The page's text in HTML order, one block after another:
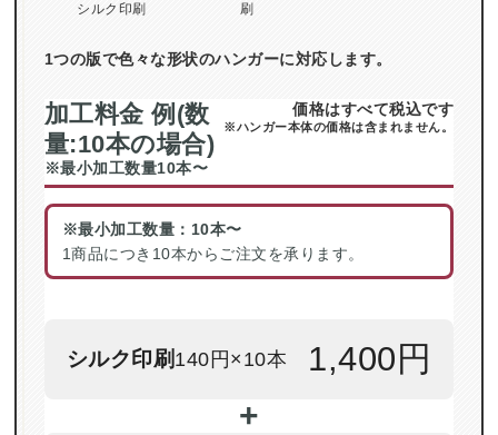
シルク印刷
刷
1つの版で色々な形状のハンガーに対応します。
加工料金 例(数
量:10本の場合)
※最小加工数量10本〜
価格はすべて税込です
※ハンガー本体の価格は含まれません。
※最小加工数量：10本〜
1商品につき10本からご注文を承ります。
シルク印刷 140円×10本 1,400円
+